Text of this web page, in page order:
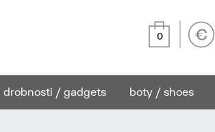
0
drobnosti / gadgets boty / shoes